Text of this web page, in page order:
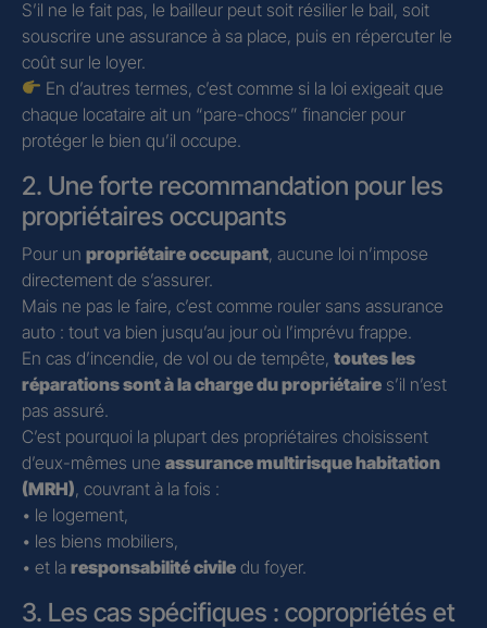
S’il ne le fait pas, le bailleur peut soit résilier le bail, soit
souscrire une assurance à sa place, puis en répercuter le
coût sur le loyer.
En d’autres termes, c’est comme si la loi exigeait que
chaque locataire ait un “pare-chocs” financier pour
protéger le bien qu’il occupe.
2. Une forte recommandation pour les
propriétaires occupants
Pour un propriétaire occupant, aucune loi n’impose
directement de s’assurer.
Mais ne pas le faire, c’est comme rouler sans assurance
auto : tout va bien jusqu’au jour où l’imprévu frappe.
En cas d’incendie, de vol ou de tempête, toutes les
réparations sont à la charge du propriétaire s’il n’est
pas assuré.
C’est pourquoi la plupart des propriétaires choisissent
d’eux-mêmes une assurance multirisque habitation
(MRH), couvrant à la fois :
• le logement,
• les biens mobiliers,
• et la responsabilité civile du foyer.
3. Les cas spécifiques : copropriétés et